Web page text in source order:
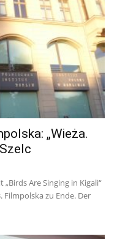
„Wieża.
Are Singing in Kigali“
Filmpolska zu Ende. Der